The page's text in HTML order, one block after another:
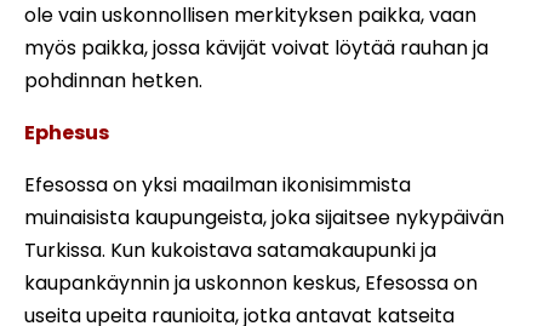
ole vain uskonnollisen merkityksen paikka, vaan
myös paikka, jossa kävijät voivat löytää rauhan ja
pohdinnan hetken.
Ephesus
Efesossa on yksi maailman ikonisimmista
muinaisista kaupungeista, joka sijaitsee nykypäivän
Turkissa. Kun kukoistava satamakaupunki ja
kaupankäynnin ja uskonnon keskus, Efesossa on
useita upeita raunioita, jotka antavat katseita